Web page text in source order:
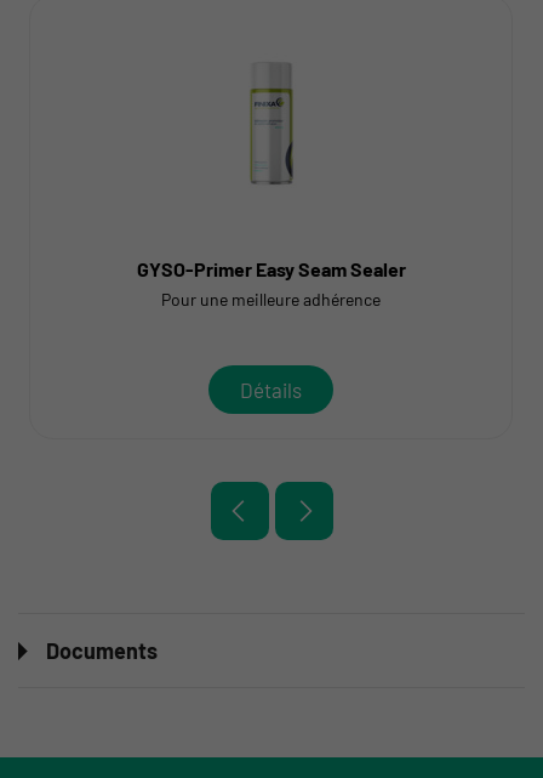
GYSO-Primer Easy Seam Sealer
Pour une meilleure adhérence
Détails
Documents